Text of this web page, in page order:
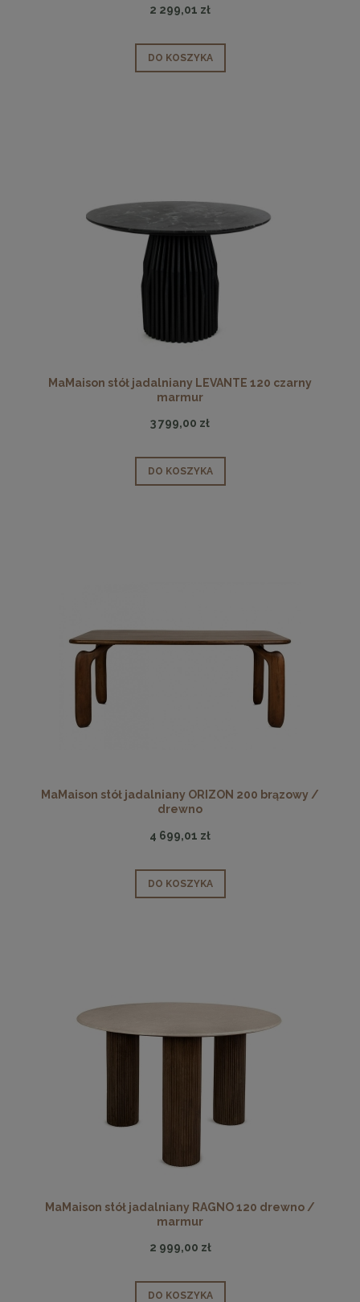
2 299,01 zł
DO KOSZYKA
MaMaison stół jadalniany LEVANTE 120 czarny
marmur
3 799,00 zł
DO KOSZYKA
MaMaison stół jadalniany ORIZON 200 brązowy /
drewno
4 699,01 zł
DO KOSZYKA
MaMaison stół jadalniany RAGNO 120 drewno /
marmur
2 999,00 zł
DO KOSZYKA